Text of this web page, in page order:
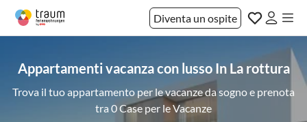
Diventa un ospite
Appartamenti vacanza con lusso In La rottura
Trova il tuo appartamento per le vacanze da sogno e prenota
tra 0 Case per le Vacanze